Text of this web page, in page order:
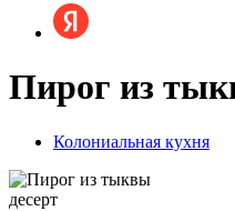
Пирог из
Колониальная кухня
десерт